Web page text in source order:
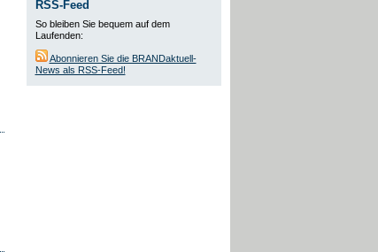
RSS-Feed
So bleiben Sie bequem auf dem
Laufenden:
Abonnieren Sie die BRANDaktuell-
News als RSS-Feed!